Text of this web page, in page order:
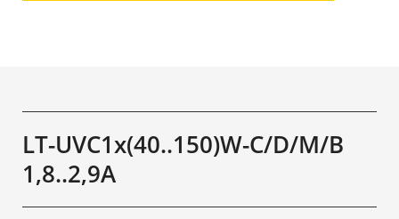
LT-UVC1x(40..150)W-C/D/M/B
1,8..2,9A